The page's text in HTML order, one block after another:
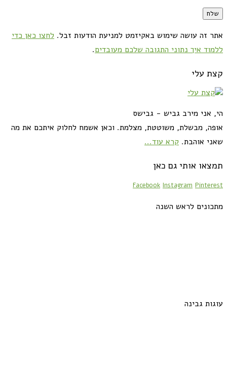
אתר זה עושה שימוש באקיזמט למניעת הודעות זבל. לחצו כאן כדי
ללמוד איך נתוני התגובה שלכם מעובדים.
קצת עלי
הי, אני מירב גביש - גבישס
אופה, מבשלת, משוטטת, מצלמת. וכאן אשמח לחלוק איתכם את מה
שאני אוהבת. קרא עוד...
תמצאו אותי גם כאן
Facebook Instagram Pinterest
מתכונים לראש השנה
עוגות גבינה